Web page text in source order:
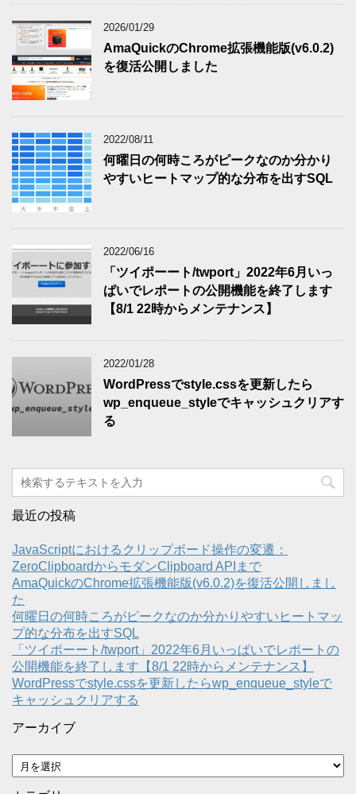
2026/01/29
AmaQuickのChrome拡張機能版(v6.0.2)
を復活公開しました
2022/08/11
何曜日の何時ころがピークなのか分かり
やすいヒートマップ的な分布を出すSQL
2022/06/16
「ツイポーート/twport」2022年6月いっ
ぱいでレポートの公開機能を終了します
【8/1 22時からメンテナンス】
2022/01/28
WordPressでstyle.cssを更新したら
wp_enqueue_styleでキャッシュクリアす
る
最近の投稿
JavaScriptにおけるクリップボード操作の変遷：
ZeroClipboardからモダンClipboard APIまで
AmaQuickのChrome拡張機能版(v6.0.2)を復活公開しまし
た
何曜日の何時ころがピークなのか分かりやすいヒートマッ
プ的な分布を出すSQL
「ツイポーート/twport」2022年6月いっぱいでレポートの
公開機能を終了します【8/1 22時からメンテナンス】
WordPressでstyle.cssを更新したらwp_enqueue_styleで
キャッシュクリアする
アーカイブ
ア
ー